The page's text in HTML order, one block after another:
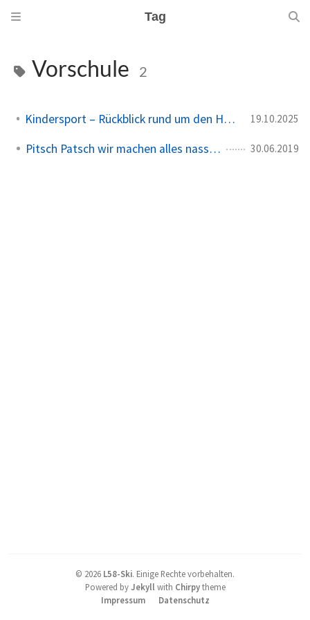
Tag
Vorschule 2
Kindersport – Rückblick rund um den Herbst 🍁 19.10.2025
Pitsch Patsch wir machen alles nass… 30.06.2019
© 2026 L58-Ski. Einige Rechte vorbehalten.
Powered byJekyll with Chirpytheme
Impressum
Datenschutz